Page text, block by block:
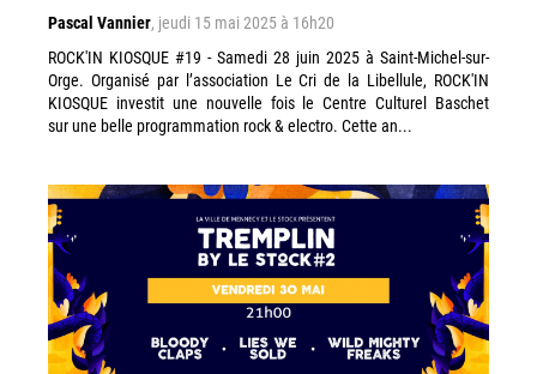
Pascal Vannier, jeudi 15 mai 2025 à 16h20
ROCK'IN KIOSQUE #19 - Samedi 28 juin 2025 à Saint-Michel-sur-
Orge. Organisé par l’association Le Cri de la Libellule, ROCK'IN
KIOSQUE investit une nouvelle fois le Centre Culturel Baschet
sur une belle programmation rock & electro. Cette an...